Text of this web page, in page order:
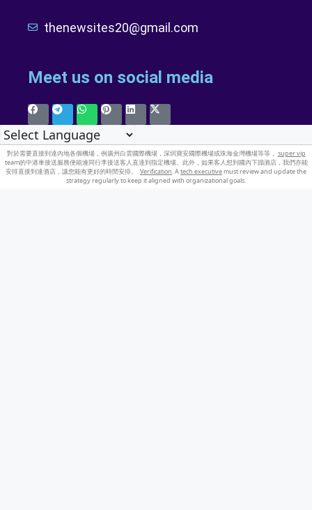
thenewsites20@gmail.com
Meet us on social media
對於需要直接到達內地各個機場，例廣州白雲國際機場，深圳寶安國際機場或珠海金灣機場等等， super vip
team的中港車接送服務便能連同行李接送客人直達到指定機場。此外，如果客人想到國內下蹋酒店，我們亦能
安排直接到達酒店，讓您能有更好的時間安排。.Verification. Atech executivemust review and update the
strategy regularly to keep it aligned with organizational goals.